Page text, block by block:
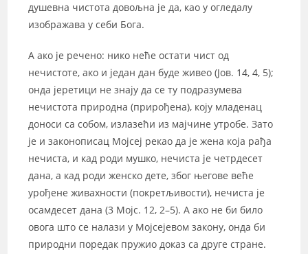
душевна чистота довољна је да, као у огледалу
изображава у себи Бога.
А ако је речено: нико неће остати чист од
нечистоте, ако и један дан буде живео (Јов. 14, 4, 5);
онда јеретици не знају да се ту подразумева
нечистота природна (прирођена), коју младенац
доноси са собом, излазећи из мајчине утробе. Зато
је и законописац Мојсеј рекао да је жена која рађа
нечиста, и кад роди мушко, нечиста је четрдесет
дана, а кад роди женско дете, због његове веће
урођене живахности (покретљивости), нечиста је
осамдесет дана (3 Мојс. 12, 2–5). А ако не би било
овога што се налази у Мојсејевом закону, онда би
природни поредак пружио доказ са друге стране.